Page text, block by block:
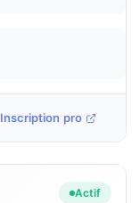
Inscription pro
Actif